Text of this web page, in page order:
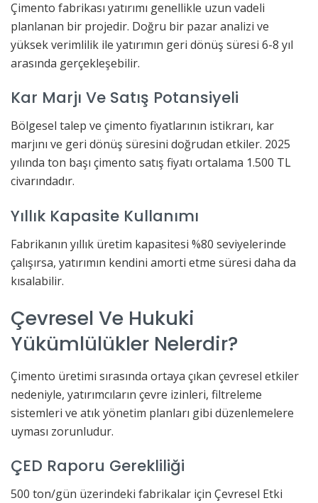
Çimento fabrikası yatırımı genellikle uzun vadeli
planlanan bir projedir. Doğru bir pazar analizi ve
yüksek verimlilik ile yatırımın geri dönüş süresi 6-8 yıl
arasında gerçekleşebilir.
Kar Marjı Ve Satış Potansiyeli
Bölgesel talep ve çimento fiyatlarının istikrarı, kar
marjını ve geri dönüş süresini doğrudan etkiler. 2025
yılında ton başı çimento satış fiyatı ortalama 1.500 TL
civarındadır.
Yıllık Kapasite Kullanımı
Fabrikanın yıllık üretim kapasitesi %80 seviyelerinde
çalışırsa, yatırımın kendini amorti etme süresi daha da
kısalabilir.
Çevresel Ve Hukuki
Yükümlülükler Nelerdir?
Çimento üretimi sırasında ortaya çıkan çevresel etkiler
nedeniyle, yatırımcıların çevre izinleri, filtreleme
sistemleri ve atık yönetim planları gibi düzenlemelere
uyması zorunludur.
ÇED Raporu Gerekliliği
500 ton/gün üzerindeki fabrikalar için Çevresel Etki